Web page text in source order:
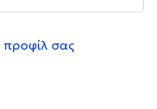
προφίλ σας